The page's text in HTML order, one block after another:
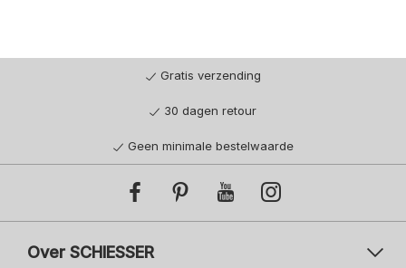
Gratis verzending
30 dagen retour
Geen minimale bestelwaarde
Over SCHIESSER